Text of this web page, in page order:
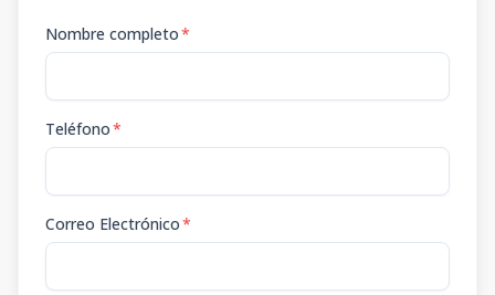
Nombre completo*
Teléfono*
Correo Electrónico*